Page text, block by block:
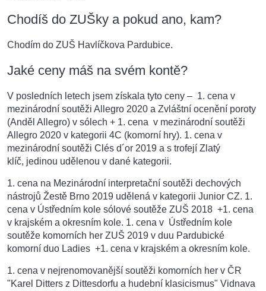
Chodíš do ZUŠky a pokud ano, kam?
Chodím do ZUŠ Havlíčkova Pardubice.
Jaké ceny máš na svém kontě?
V posledních letech jsem získala tyto ceny – 1. cena v
mezinárodní soutěži Allegro 2020 a Zvláštní ocenění poroty
(Anděl Allegro) v sólech + 1. cena v mezinárodní soutěži
Allegro 2020 v kategorii 4C (komorní hry). 1. cena v
mezinárodní soutěži Clés d´or 2019 a s trofejí Zlatý
klíč, jedinou udělenou v dané kategorii.
1. cena na Mezinárodní interpretační soutěži dechových
nástrojů Žestě Brno 2019 udělená v kategorii Junior CZ. 1.
cena v Ústředním kole sólové soutěže ZUŠ 2018 +1. cena
v krajském a okresním kole. 1. cena v Ústředním kole
soutěže komorních her ZUŠ 2019 v duu Pardubické
komorní duo Ladies +1. cena v krajském a okresním kole.
1. cena v nejrenomovanější soutěži komorních her v ČR
"Karel Ditters z Dittesdorfu a hudební klasicismus" Vidnava